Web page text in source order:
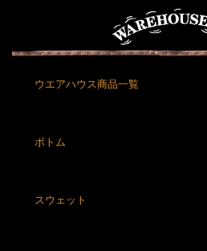
ウエアハウス商品一覧
ボトム
スウェット